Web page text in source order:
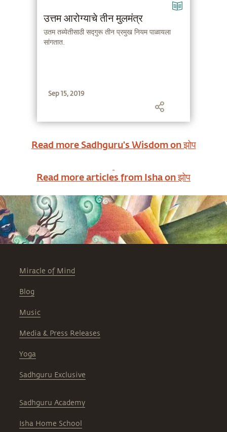
उत्तम आरोग्याचे तीन मुलमंत्र
उतम तब्येतीसाठी सद्गुरू तीन प्रमुख नियम पाळायला
सांगतात.
Sep 15, 2019
Read more Sadhguru's Wisdom onझोप
Read more articles from Isha onझोप
Miracle of Mind
Blog
Music
Media & Press Releases
Yoga
Sadhguru Exclusive
Sadhguru Academy
Isha Home School